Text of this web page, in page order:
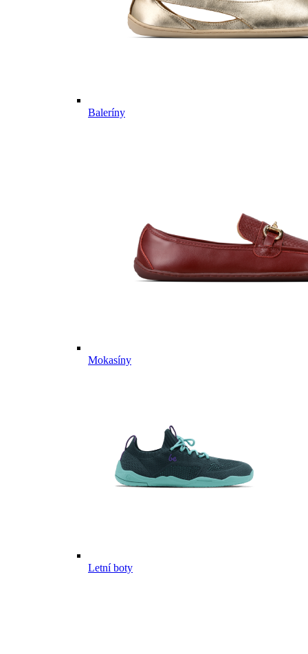
Baleríny
Mokasíny
Letní boty